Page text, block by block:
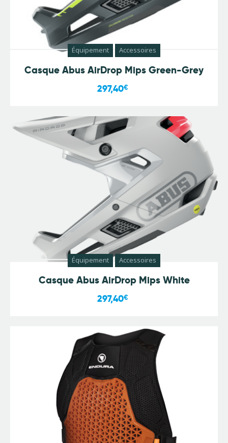
Équipement Accessoires
Casque Abus AirDrop Mips Green-Grey
297,40€
Équipement Accessoires
Casque Abus AirDrop Mips White
297,40€